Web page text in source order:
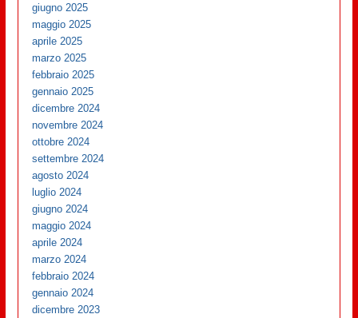
giugno 2025
maggio 2025
aprile 2025
marzo 2025
febbraio 2025
gennaio 2025
dicembre 2024
novembre 2024
ottobre 2024
settembre 2024
agosto 2024
luglio 2024
giugno 2024
maggio 2024
aprile 2024
marzo 2024
febbraio 2024
gennaio 2024
dicembre 2023